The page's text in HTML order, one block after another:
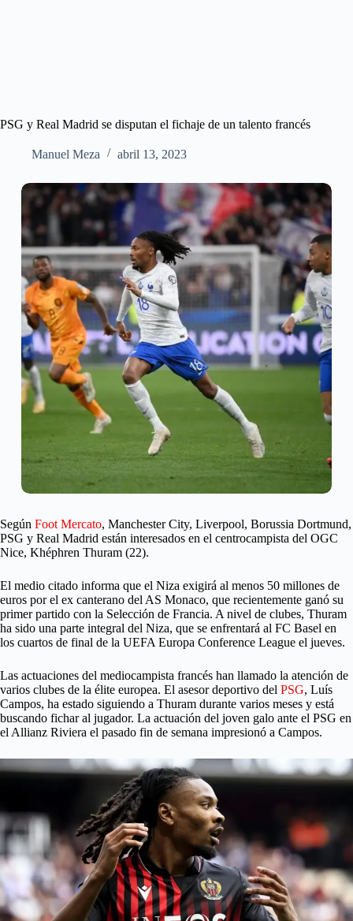
PSG y Real Madrid se disputan el fichaje de un talento francés
Manuel Meza abril 13, 2023
Según Foot Mercato, Manchester City, Liverpool, Borussia Dortmund,
PSG y Real Madrid están interesados en el centrocampista del OGC
Nice, Khéphren Thuram (22).
El medio citado informa que el Niza exigirá al menos 50 millones de
euros por el ex canterano del AS Monaco, que recientemente ganó su
primer partido con la Selección de Francia. A nivel de clubes, Thuram
ha sido una parte integral del Niza, que se enfrentará al FC Basel en
los cuartos de final de la UEFA Europa Conference League el jueves.
Las actuaciones del mediocampista francés han llamado la atención de
varios clubes de la élite europea. El asesor deportivo del PSG, Luís
Campos, ha estado siguiendo a Thuram durante varios meses y está
buscando fichar al jugador. La actuación del joven galo ante el PSG en
el Allianz Riviera el pasado fin de semana impresionó a Campos.